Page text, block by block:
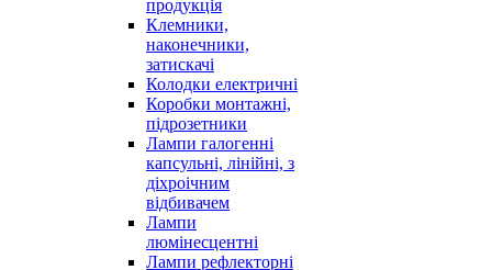
продукція
Клемники,
наконечники,
затискачі
Колодки електричні
Коробки монтажні,
підрозетники
Лампи галогенні
капсульні, лінійні, з
діхроічним
відбивачем
Лампи
люмінесцентні
Лампи рефлекторні